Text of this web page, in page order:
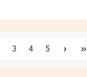
Seite
3 Seite
4 Seite
5